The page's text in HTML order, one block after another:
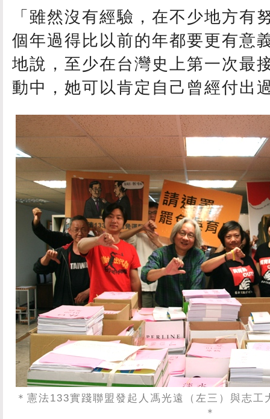
「雖然沒有經驗，在不少地方有
個年過得比以前的年都要更有意
地說，至少在台灣史上第一次最
動中，她可以肯定自己曾經付出
＊憲法133實踐聯盟發起人馮光遠（左三）與志工
＊